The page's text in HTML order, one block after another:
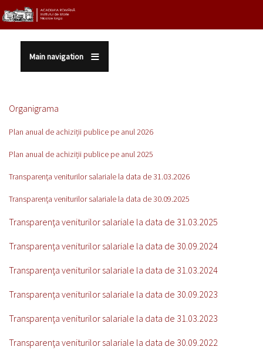
Sari la conținutul principal
Main navigation
Organigrama
Plan anual de achiziții publice pe anul 2026
Plan anual de achiziții publice pe anul 2025
Transparenţa veniturilor salariale la data de 31.03.2026
Transparenţa veniturilor salariale la data de 30.09.2025
Transparenţa veniturilor salariale la data de 31.03.2025
Transparenţa veniturilor salariale la data de 30.09.2024
Transparenţa veniturilor salariale la data de 31.03.2024
Transparenţa veniturilor salariale la data de 30.09.2023
Transparenţa veniturilor salariale la data de 31.03.2023
Transparenţa veniturilor salariale la data de 30.09.2022